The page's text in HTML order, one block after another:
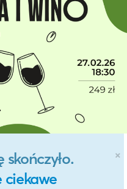
×
skończyło.
ciekawe